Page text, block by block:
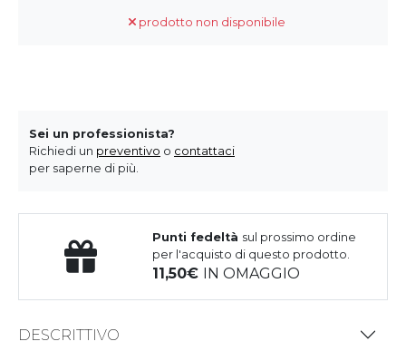
prodotto non disponibile
Sei un professionista?
Richiedi un preventivo o contattaci
per saperne di più.
Punti fedeltà sul prossimo ordine
per l'acquisto di questo prodotto.
11,50 IN OMAGGIO
DESCRITTIVO